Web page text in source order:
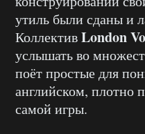
утиль были сданы и
КоллективLondon
услышать во
поёт простые для
английском, плотно
самой игры.